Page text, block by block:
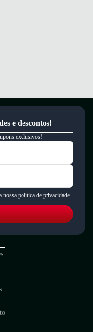
e descontos!
exclusivos!
nossa política de privacidade